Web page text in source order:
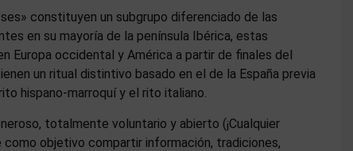
constituyen un subgrupo diferenciado de las
en su mayoría de la península Ibérica, estas
Europa occidental y América a partir de finales del
un ritual distintivo basado en el de la España previa
hispano-marroquí y el rito italiano.
totalmente voluntario y abierto (¡Cualquier
objetivo compartir información, tradiciones,